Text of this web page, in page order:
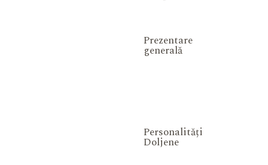
Prezentare
generală
Personalități
Doljene